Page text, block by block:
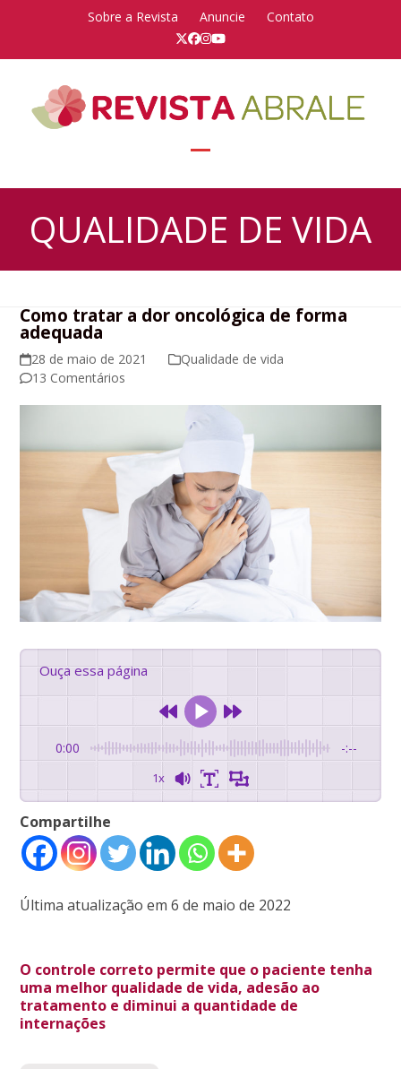
Sobre a Revista Anuncie
Contato
Twitter
Facebook
Instagram
YouTube
menu
menu
QUALIDADE DE VIDA
Como tratar a dor oncológica de forma
adequada
28 de maio de 2021
Qualidade de vida
13 Comentários
Ouça essa página
0:00 -:--
1x
Compartilhe
Última atualização em 6 de maio de 2022
O controle correto permite que o paciente tenha
uma melhor qualidade de vida, adesão ao
tratamento e diminui a quantidade de
internações